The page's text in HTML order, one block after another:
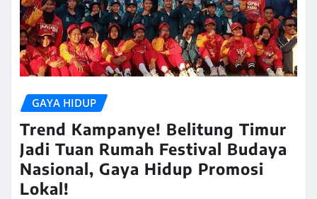
GAYA HIDUP
Trend Kampanye! Belitung Timur
Jadi Tuan Rumah Festival Budaya
Nasional, Gaya Hidup Promosi
Lokal!